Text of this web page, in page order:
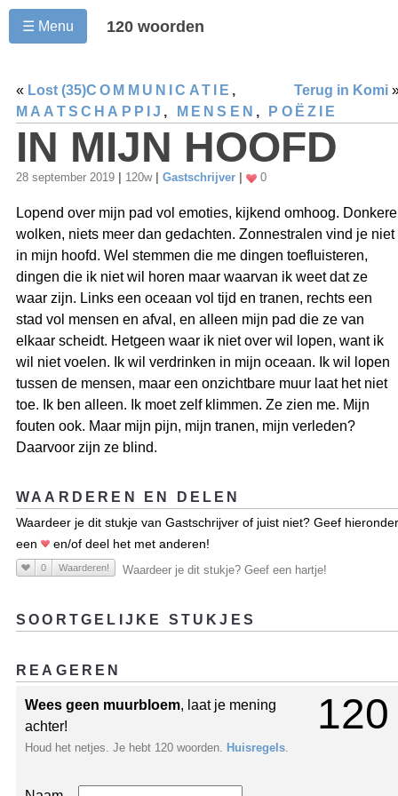
☰ Menu 120 woorden
« Lost (35) Terug in Komi
COMMUNICATIE ,
MAATSCHAPPIJ , MENSEN , POËZIE
IN MIJN HOOFD
28 september 2019 120w Gastschrijver 0
Lopend over mijn pad vol emoties, kijkend omhoog. Donkere
wolken, niets meer dan gedachten. Zonnestralen vind je niet
in mijn hoofd. Wel stemmen die me dingen toefluisteren,
dingen die ik niet wil horen maar waarvan ik weet dat ze
waar zijn. Links een oceaan vol tijd en tranen, rechts een
stad vol mensen en afval, en alleen mijn pad die ze van
elkaar scheidt. Hetgeen waar ik niet over wil lopen, want ik
wil niet voelen. Ik wil verdrinken in mijn oceaan. Ik wil lopen
tussen de mensen, maar een onzichtbare muur laat het niet
toe. Ik ben alleen. Ik moet zelf klimmen. Ze zien me. Mijn
fouten ook. Maar mijn pijn, mijn tranen, mijn verleden?
Daarvoor zijn ze blind.
WAARDEREN EN DELEN
Waardeer je dit stukje van Gastschrijver of juist niet? Geef hieronder
een
en/of deel het met anderen!
0 Waarderen! Waardeer je dit stukje? Geef een hartje!
SOORTGELIJKE STUKJES
REAGEREN
120
Wees geen muurbloem, laat je mening
achter!
Houd het netjes. Je hebt 120 woorden. Huisregels